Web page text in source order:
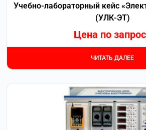
Учебно-лабораторный кейс
(УЛК-ЭТ)
Цена по
ЧИТАТЬ ДАЛЕЕ